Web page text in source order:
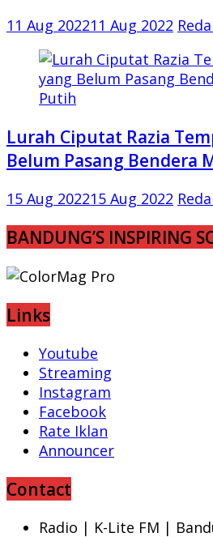
11 Aug 202211 Aug 2022
Lurah Ciputat Razia
Belum Pasang Bendera
15 Aug 202215 Aug 2022
BANDUNG’S INSPIRING
Links
Youtube
Streaming
Instagram
Facebook
Rate Iklan
Announcer
Contact
Radio | K-Lite FM |